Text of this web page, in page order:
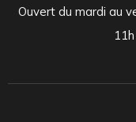
Ouvert du mardi au